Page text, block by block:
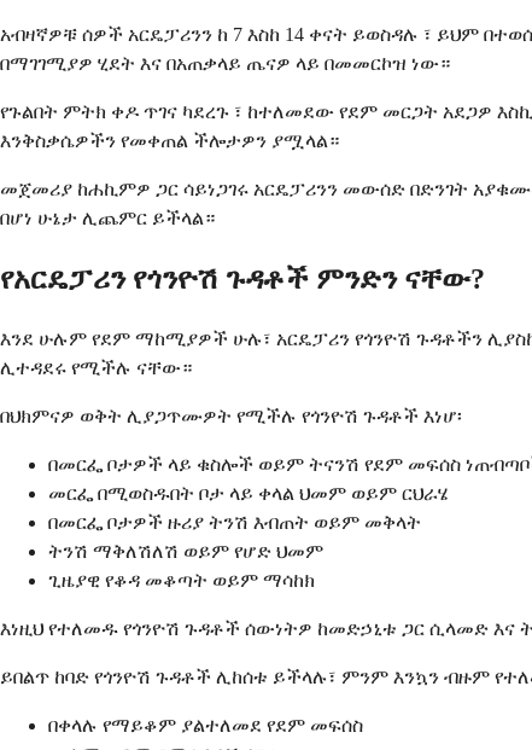
አብዛኛዎቹ ሰዎች አርዴፓሪንን ከ 7 እስከ 14 ቀናት ይወስዳሉ ፣ ይህም
በማገገሚያዎ ሂደት እና በአጠቃላይ ጤናዎ ላይ በመመርኮዝ ነው።
የጉልበት ምትክ ቀዶ ጥገና ካደረጉ ፣ ከተለመደው የደም መርጋት አደጋዎ
እንቅስቃሴዎችን የመቀጠል ችሎታዎን ያሟላል።
መጀመሪያ ከሐኪምዎ ጋር ሳይነጋገሩ አርዴፓሪንን መውሰድ በድንገት
በሆነ ሁኔታ ሊጨምር ይችላል።
የአርዴፓሪን የጎንዮሽ ጉዳቶች ምንድን ናቸው?
እንደ ሁሉም የደም ማከሚያዎች ሁሉ፣ አርዴፓሪን የጎንዮሽ ጉዳቶችን
ሊተዳደሩ የሚችሉ ናቸው።
በህክምናዎ ወቅት ሊያጋጥሙዎት የሚችሉ የጎንዮሽ ጉዳቶች እነሆ፡
በመርፌ ቦታዎች ላይ ቁስሎች ወይም ትናንሽ የደም መፍሰስ
መርፌ በሚወስዱበት ቦታ ላይ ቀላል ህመም ወይም ርህራሄ
በመርፌ ቦታዎች ዙሪያ ትንሽ እብጠት ወይም መቅላት
ትንሽ ማቅለሽለሽ ወይም የሆድ ህመም
ጊዜያዊ የቆዳ መቆጣት ወይም ማሳከክ
እነዚህ የተለመዱ የጎንዮሽ ጉዳቶች ሰውነትዎ ከመድኃኒቱ ጋር ሲላመድ እና
ይበልጥ ከባድ የጎንዮሽ ጉዳቶች ሊከሰቱ ይችላሉ፣ ምንም እንኳን ብዙም
በቀላሉ የማይቆም ያልተለመደ የደም መፍሰስ